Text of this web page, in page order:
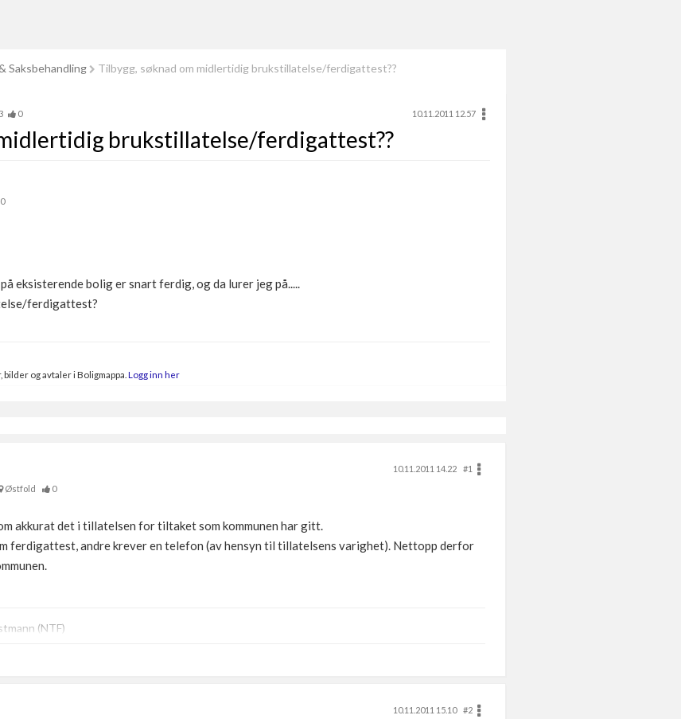
Saksbehandling Tilbygg, søknad om midlertidig brukstillatelse/ferdigattest??
3 0 10.11.2011 12.57
brukstillatelse/ferdigattest??
0
eksisterende bolig er snart ferdig, og da lurer jeg på.....
ferdigattest?
og avtaler i Boligmappa. Logg inn her
10.11.2011 14.22
#1
Østfold 0
akkurat det i tillatelsen for tiltaket som kommunen har gitt.
ferdigattest, andre krever en telefon (av hensyn til tillatelsens varighet). Nettopp derfor
(NTF)
10.11.2011 15.10
#2